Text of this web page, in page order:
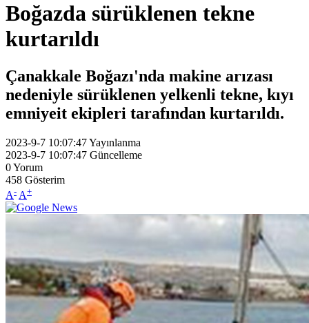
Boğazda sürüklenen tekne
kurtarıldı
Çanakkale Boğazı'nda makine arızası
nedeniyle sürüklenen yelkenli tekne, kıyı
emniyeit ekipleri tarafından kurtarıldı.
2023-9-7 10:07:47Yayınlanma
2023-9-7 10:07:47 Güncelleme
0Yorum
458 Gösterim
A- A+